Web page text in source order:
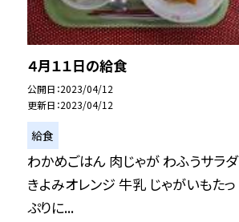
４月１１日の給食
公開日 2023/04/12
更新日 2023/04/12
給食
わかめごはん 肉じゃが わふうサラダ
きよみオレンジ 牛乳 じゃがいもたっ
ぷりに...